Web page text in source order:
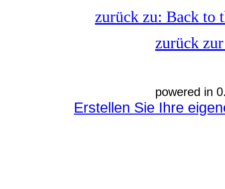
zurück zu: Back to
zurück
powered in
Erstellen Sie Ihre